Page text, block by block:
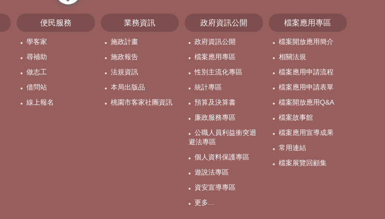
close
便民服務
學客家
尋補助
做志工
借問站
線上報名
業務資訊
施政計畫
施政報告
法規資訊
本局出版品
桃園市客家社團資訊
政府資訊公開
政府資訊公開
檔案應用專區
性別主流化專區
統計專區
預算及決算書
廉政服務專區
公職人員利益衝突迴
避法專區
個人資料保護專區
遊說法專區
資安宣導專區
更多...
檔案應用專區
檔案開放應用簡介
相關法規
檔案應用申請流程
檔案應用申請表單
檔案開放應用Q&A
檔案故事館
檔案應用宣導成果
常用連結
檔案展覽回顧集